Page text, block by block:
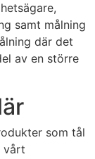
samt målning
där det
av en större
som tål
vårt